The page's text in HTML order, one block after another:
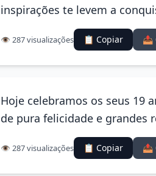
inspirações te levem a
👁️ 287 visualizações 📋 Copiar 📤
Hoje celebramos os seus 19
de pura felicidade e grandes
👁️ 287 visualizações 📋 Copiar 📤